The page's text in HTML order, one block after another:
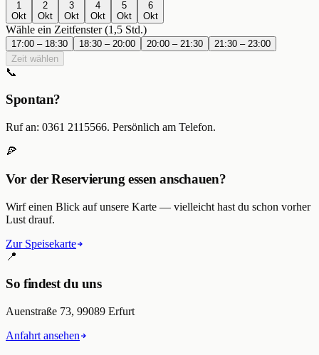
1
Okt
2
Okt
3
Okt
4
Okt
5
Okt
6
Okt
Wähle ein Zeitfenster (1,5 Std.)
17:00 – 18:30 18:30 – 20:00 20:00 – 21:30 21:30 – 23:00
Zeit wählen
📞
Spontan?
Ruf an: 0361 2115566. Persönlich am Telefon.
🍕
Vor der Reservierung essen anschauen?
Wirf einen Blick auf unsere Karte — vielleicht hast du schon vorher
Lust drauf.
Zur Speisekarte
📍
So findest du uns
Auenstraße 73, 99089 Erfurt
Anfahrt ansehen